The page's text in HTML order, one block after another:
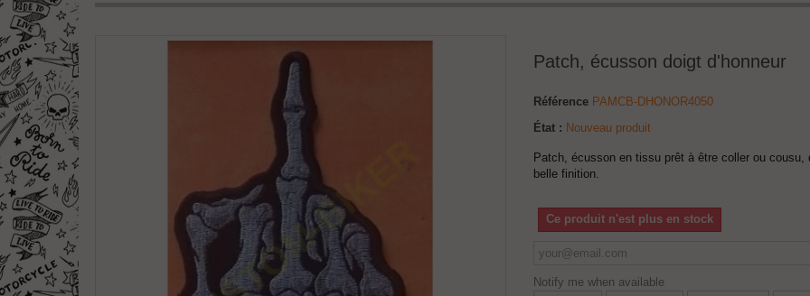
Patch, écusson doigt d'honneur
Référence PAMCB-DHONOR4050
État : Nouveau produit
Patch, écusson en tissu prêt à être coller ou cousu,
belle finition.
Ce produit n'est plus en stock
Notify me when available